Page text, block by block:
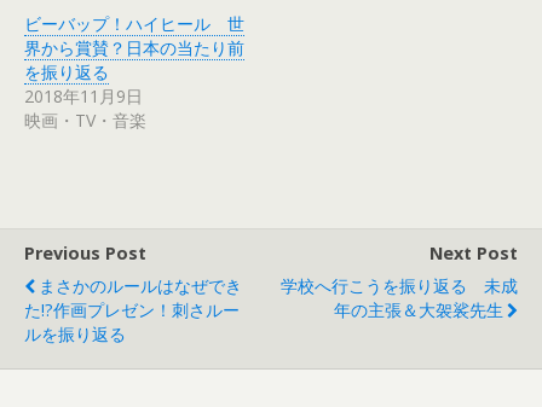
し
い
ウ
ィ
ン
ド
ウ
で
開
ク
し
て
く
さ
い
(
新
で
開
ま
す
)
ビーバップ！ハイヒール 世
界から賞賛？日本の当たり前
を振り返る
2018年11月9日
映画・TV・音楽
Previous Post
まさかのルールはなぜでき
た!?作画プレゼン！刺さルー
ルを振り返る
Next Post
学校へ行こうを振り返る 未成
年の主張＆大袈裟先生